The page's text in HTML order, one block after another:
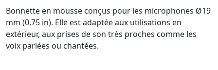
Bonnette en mousse conçus pour les microphones Ø19
mm (0,75 in). Elle est adaptée aux utilisations en
extérieur, aux prises de son très proches comme les
voix parlées ou chantées.